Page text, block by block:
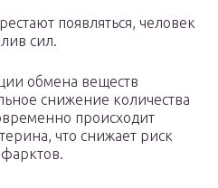
появляться, человек
сил.
обмена веществ
снижение количества
происходит
что снижает риск